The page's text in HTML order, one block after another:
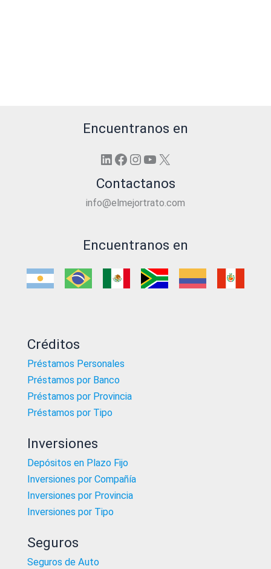
Encuentranos en
LinkedIn
Facebook
Instagram
YouTube
X
Contactanos
info@elmejortrato.com
Encuentranos en
Créditos
Préstamos Personales
Préstamos por Banco
Préstamos por Provincia
Préstamos por Tipo
Inversiones
Depósitos en Plazo Fijo
Inversiones por Compañía
Inversiones por Provincia
Inversiones por Tipo
Seguros
Seguros de Auto